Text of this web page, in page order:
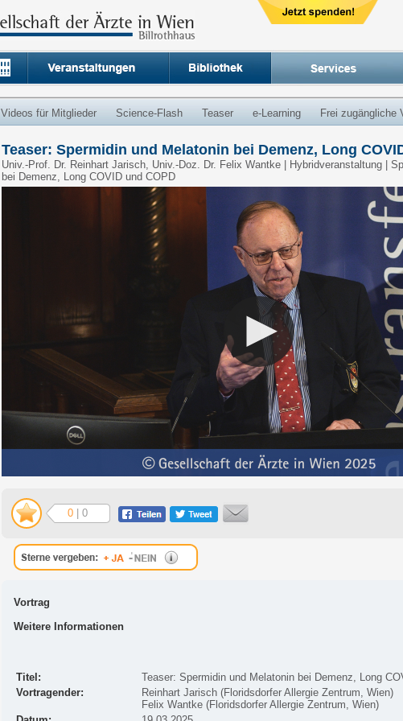
Videos für Mitglieder Science-Flash Teaser e-Learning Frei zugängliche
Teaser: Spermidin und Melatonin bei Demenz, Long
Univ.-Prof. Dr. Reinhart Jarisch, Univ.-Doz. Dr. Felix Wantke | Hybridveranstaltung |
bei Demenz, Long COVID und COPD
0 | 0
Vortrag
Weitere Informationen
Titel:
Teaser: Spermidin und Melatonin bei Demenz, Long
Vortragender:
Reinhart Jarisch (Floridsdorfer Allergie Zentrum, Wien)
Felix Wantke (Floridsdorfer Allergie Zentrum, Wien)